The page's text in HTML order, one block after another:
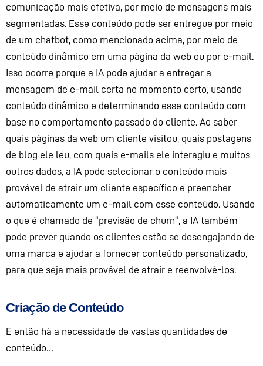
comunicação mais efetiva, por meio de mensagens mais
segmentadas. Esse conteúdo pode ser entregue por meio
de um chatbot, como mencionado acima, por meio de
conteúdo dinâmico em uma página da web ou por e-mail.
Isso ocorre porque a IA pode ajudar a entregar a
mensagem de e-mail certa no momento certo, usando
conteúdo dinâmico e determinando esse conteúdo com
base no comportamento passado do cliente. Ao saber
quais páginas da web um cliente visitou, quais postagens
de blog ele leu, com quais e-mails ele interagiu e muitos
outros dados, a IA pode selecionar o conteúdo mais
provável de atrair um cliente específico e preencher
automaticamente um e-mail com esse conteúdo. Usando
o que é chamado de “previsão de churn“, a IA também
pode prever quando os clientes estão se desengajando de
uma marca e ajudar a fornecer conteúdo personalizado,
para que seja mais provável de atrair e reenvolvê-los.
Criação de Conteúdo
E então há a necessidade de vastas quantidades de
conteúdo…